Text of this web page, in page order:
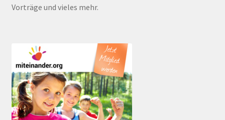
Vorträge und vieles mehr.